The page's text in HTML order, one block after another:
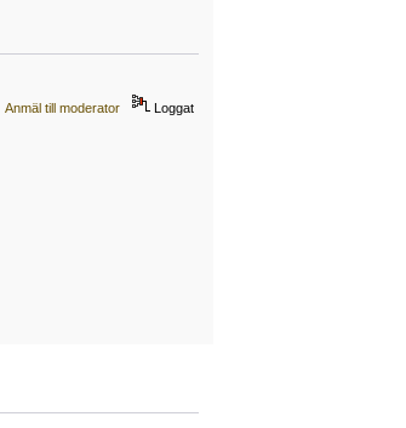
Anmäl till moderator Loggat